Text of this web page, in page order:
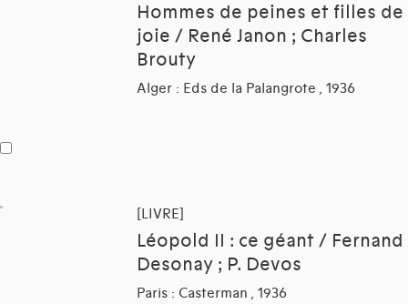
Hommes de peines et filles de
joie / René Janon ; Charles
Brouty
Alger : Eds de la Palangrote , 1936
[LIVRE]
Léopold II : ce géant / Fernand
Desonay ; P. Devos
Paris : Casterman , 1936